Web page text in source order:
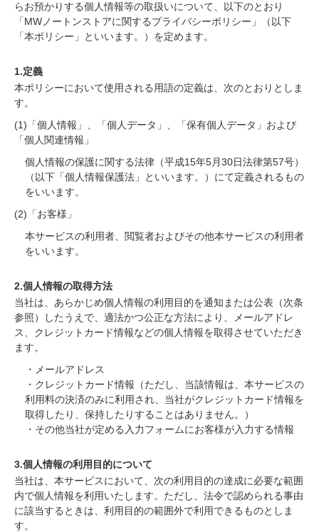
らお預かりする個人情報等の取扱いについて、以下のとおり
「MWノートンストアに関するプライバシーポリシー」（以下
「本ポリシー」といいます。）を定めます。
1.定義
本ポリシーにおいて使用される用語の定義は、次のとおりとしま
す。
(1)「個人情報」、「個人データ」、「保有個人データ」および
「個人関連情報」
個人情報の保護に関する法律（平成15年5月30日法律第57号）
（以下「個人情報保護法」といいます。）にて定義されるもの
をいいます。
(2)「お客様」
本サービスの利用者、閲覧者およびその他本サービスの利用者
をいいます。
2.個人情報の取得方法
当社は、あらかじめ個人情報の利用目的を通知または公表（次条
参照）したうえで、適法かつ公正な方法により、メールアドレ
ス、クレジットカード情報などの個人情報を取得させていただき
ます。
・メールアドレス
・クレジットカード情報（ただし、当該情報は、本サービスの
利用料の決済のみに利用され、当社がクレジットカード情報を
取得したり、保持したりすることはありません。）
・その他当社が定める入力フォームにお客様が入力する情報
3.個人情報の利用目的について
当社は、本サービスにおいて、次の利用目的の達成に必要な範囲
内で個人情報を利用いたします。ただし、法令で認められる事由
に該当するときは、利用目的の範囲外で利用できるものとしま
す。